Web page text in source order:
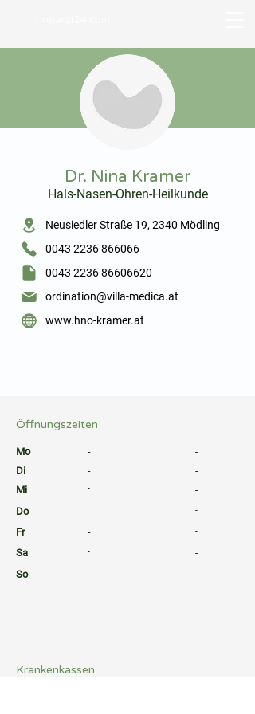
Dr. Nina Kramer
Hals-Nasen-Ohren-Heilkunde
Neusiedler Straße 19, 2340 Mödling
0043 2236 866066
0043 2236 86606620
ordination@villa-medica.at
www.hno-kramer.at
Öffnungszeiten
Mo
-
-
Di
-
-
Mi
-
-
Do
- -
Fr - -
Sa -
-
So
-
-
Krankenkassen